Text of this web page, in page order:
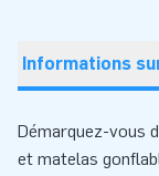
Informations
Démarquez-vous
et matelas